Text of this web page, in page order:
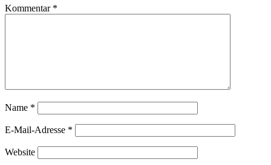
Kommentar *
Name *
E-Mail-Adresse *
Website